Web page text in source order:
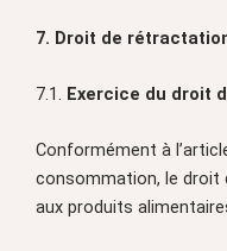
7. Droit de
7.1. Exercice du droit
Conformément à
consommation, le droit
aux produits